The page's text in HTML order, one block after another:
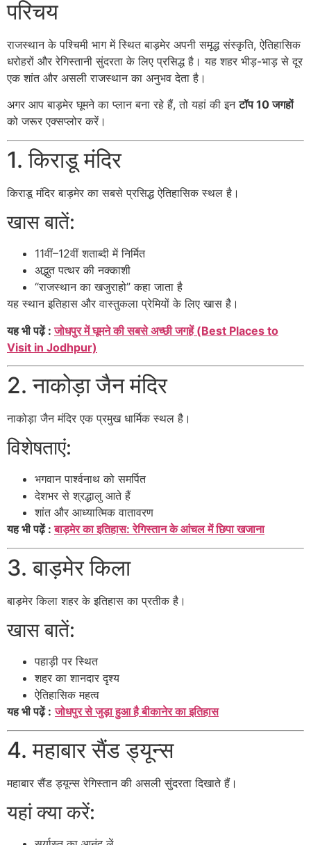
परिचय
राजस्थान के पश्चिमी भाग में स्थितबाड़मेर अपनी समृद्ध संस्कृति, ऐतिहासिक
धरोहरों और रेगिस्तानी सुंदरता के लिए प्रसिद्ध है। यह शहर भीड़-भाड़ से दूर
एक शांत और असली राजस्थान का अनुभव देता है।
अगर आप बाड़मेर घूमने का प्लान बना रहे हैं, तो यहां की इनटॉप 10 जगहों
को जरूर एक्सप्लोर करें।
1. किराडू मंदिर
किराडू मंदिर बाड़मेर का सबसे प्रसिद्ध ऐतिहासिक स्थल है।
खास बातें:
11वीं–12वीं शताब्दी में निर्मित
अद्भुत पत्थर की नक्काशी
“राजस्थान का खजुराहो” कहा जाता है
यह स्थान इतिहास और वास्तुकला प्रेमियों के लिए खास है।
यह भी पढ़ें :जोधपुर में घूमने की सबसे अच्छी जगहें (Best Places to
Visit in Jodhpur)
2. नाकोड़ा जैन मंदिर
नाकोड़ा जैन मंदिर एक प्रमुख धार्मिक स्थल है।
विशेषताएं:
भगवान पार्श्वनाथ को समर्पित
देशभर से श्रद्धालु आते हैं
शांत और आध्यात्मिक वातावरण
यह भी पढ़ें :बाड़मेर का इतिहास: रेगिस्तान के आंचल में छिपा खजाना
3. बाड़मेर किला
बाड़मेर किला शहर के इतिहास का प्रतीक है।
खास बातें:
पहाड़ी पर स्थित
शहर का शानदार दृश्य
ऐतिहासिक महत्व
यह भी पढ़ें : जोधपुर से जुड़ा हुआ है बीकानेर का इतिहास
4. महाबार सैंड ड्यून्स
महाबार सैंड ड्यून्स रेगिस्तान की असली सुंदरता दिखाते हैं।
यहां क्या करें: